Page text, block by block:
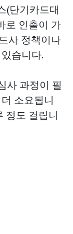
(단기카드대
로 인출이 가
사 정책이나
습니다.
사 과정이 필
소요됩니
정도 걸립니